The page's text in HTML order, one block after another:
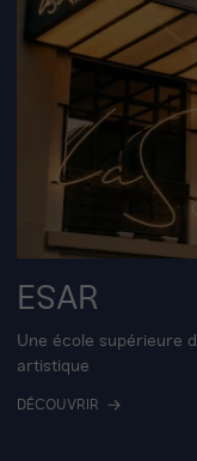
ESAR
Une école supérieure
artistique
DÉCOUVRIR